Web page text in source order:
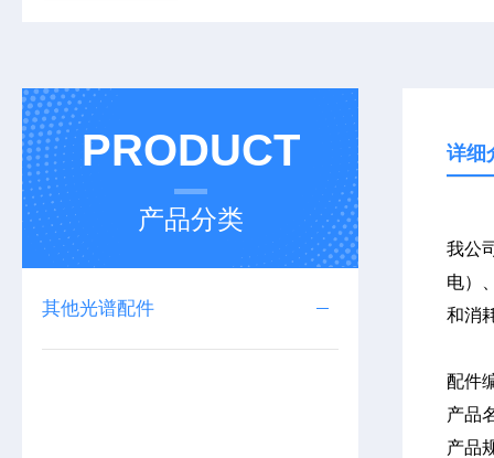
PRODUCT
产品分类
其他光谱配件
详细
我公
电）
和消
配件
产品
产品